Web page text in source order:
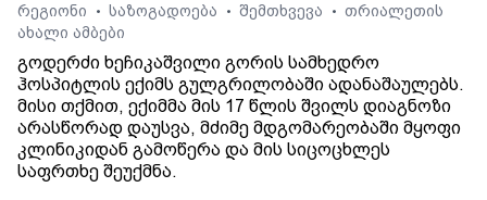
რეგიონი
• საზოგადოება • შემთხვევა • თრიალეთის
ახალი ამბები
გოდერძი ხეჩიკაშვილი გორის სამხედრო
ჰოსპიტლის ექიმს გულგრილობაში ადანაშაულებს.
მისი თქმით, ექიმმა მის 17 წლის შვილს დიაგნოზი
არასწორად დაუსვა, მძიმე მდგომარეობაში მყოფი
კლინიკიდან გამოწერა და მის სიცოცხლეს
საფრთხე შეუქმნა.